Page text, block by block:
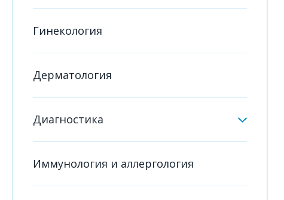
Гинекология
Дерматология
Диагностика
Иммунология и аллергология